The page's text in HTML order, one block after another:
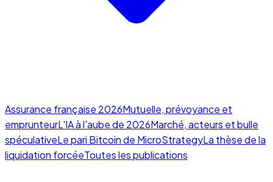
Assurance française 2026Mutuelle, prévoyance et
emprunteurL'IA à l'aube de 2026Marché, acteurs et bulle
spéculativeLe pari Bitcoin de MicroStrategyLa thèse de la
liquidation forcéeToutes les publications